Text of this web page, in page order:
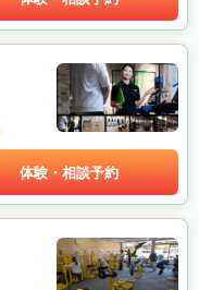
体験・相談予約